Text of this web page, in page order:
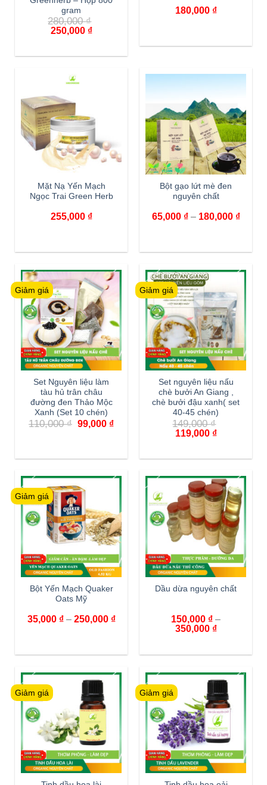
gram
280,000₫
250,000 ₫
180,000 ₫
Mặt Nạ Yến Mạch
Ngọc Trai Green Herb
255,000 ₫
Bột gạo lứt mè đen
nguyên chất
65,000 ₫– 180,000 ₫
Giảm giá
Set Nguyên liệu làm
tàu hủ trân châu
đường đen Thảo Mộc
Xanh (Set 10 chén)
110,000₫ 99,000 ₫
Giảm giá
Set nguyên liệu nấu
chè bưởi An Giang ,
chè bưởi đậu xanh( set
40-45 chén)
149,000₫
119,000 ₫
Giảm giá
Bột Yến Mạch Quaker
Oats Mỹ
35,000 ₫– 250,000 ₫
Dầu dừa nguyên chất
150,000 ₫ –
350,000 ₫
Giảm giá Giảm giá